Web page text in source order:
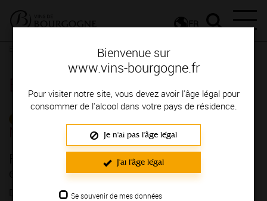
Bienvenue sur
www.vins-bourgogne.fr
Pour visiter notre site, vous devez avoir l'âge légal pour
consommer de l'alcool dans votre pays de résidence.
Je n'ai pas l'âge légal
J'ai l'âge légal
Se souvenir de mes données
FR
Détail d'un évenement
Espace Professionnels
MANIFESTATIONS
FRANCE - Grand Bourgogne Tour : une
expérience originale dans toute la France !
DU 27/11/2023 AU 01/07/2024